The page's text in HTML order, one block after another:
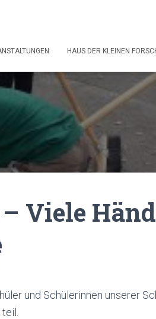
HAUS DER KLEINEN
Viele
und Schülerinnen unserer